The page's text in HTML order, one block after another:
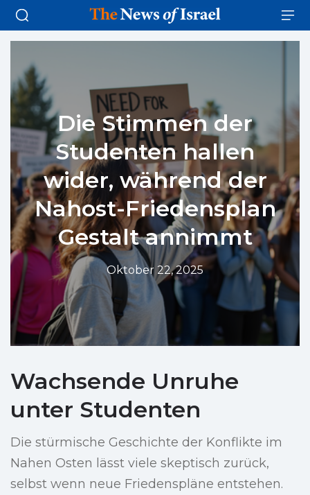
Die Stimmen der
Studenten hallen
wider, während der
Nahost-Friedensplan
Gestalt annimmt
Oktober 22, 2025
Wachsende Unruhe
unter Studenten
Die stürmische Geschichte der Konflikte im
Nahen Osten lässt viele skeptisch zurück,
selbst wenn neue Friedenspläne entstehen.